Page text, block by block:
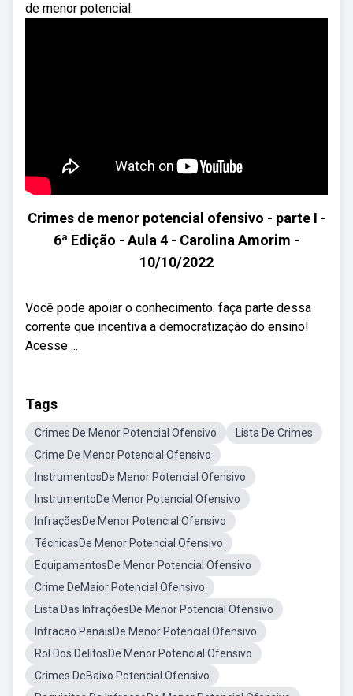
de menor potencial.
Crimes de menor potencial ofensivo - parte I -
6ª Edição - Aula 4 - Carolina Amorim -
10/10/2022
Você pode apoiar o conhecimento: faça parte dessa
corrente que incentiva a democratização do ensino!
Acesse ...
Tags
Crimes De Menor Potencial Ofensivo
Lista De Crimes
Crime De Menor Potencial Ofensivo
InstrumentosDe Menor Potencial Ofensivo
InstrumentoDe Menor Potencial Ofensivo
InfraçõesDe Menor Potencial Ofensivo
TécnicasDe Menor Potencial Ofensivo
EquipamentosDe Menor Potencial Ofensivo
Crime DeMaior Potencial Ofensivo
Lista Das InfraçõesDe Menor Potencial Ofensivo
Infracao PanaisDe Menor Potencial Ofensivo
Rol Dos DelitosDe Menor Potencial Ofensivo
Crimes DeBaixo Potencial Ofensivo